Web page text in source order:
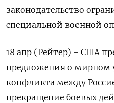
законодательство
специальной военной
18 апр (Рейтер) - США
предложения о мирном
конфликта между
прекращение боевых